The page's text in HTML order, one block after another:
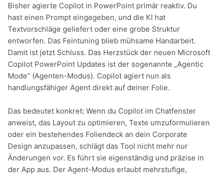
Bisher agierte Copilot in PowerPoint primär reaktiv. Du
hast einen Prompt eingegeben, und die KI hat
Textvorschläge geliefert oder eine grobe Struktur
entworfen. Das Feintuning blieb mühsame Handarbeit.
Damit ist jetzt Schluss. Das Herzstück der neuen Microsoft
Copilot PowerPoint Updates ist der sogenannte „Agentic
Mode“ (Agenten-Modus). Copilot agiert nun als
handlungsfähiger Agent direkt auf deiner Folie.
Das bedeutet konkret: Wenn du Copilot im Chatfenster
anweist, das Layout zu optimieren, Texte umzuformulieren
oder ein bestehendes Foliendeck an dein Corporate
Design anzupassen, schlägt das Tool nicht mehr nur
Änderungen vor. Es führt sie eigenständig und präzise in
der App aus. Der Agent-Modus erlaubt mehrstufige,